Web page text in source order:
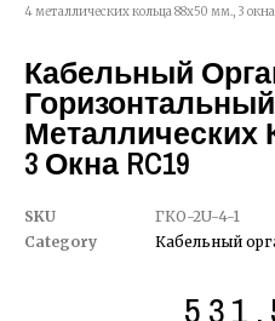
4 металлических кольца 88х50 мм., 3 окна
Кабельный
Горизонтальный
Металлических
3 Окна RC19
SKU
ГКО-2U-4-1
Category
Кабельный